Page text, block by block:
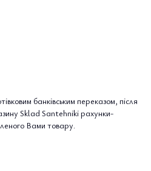
банківським переказом, після
Sklad Santehniki рахунки-
Вами товару.